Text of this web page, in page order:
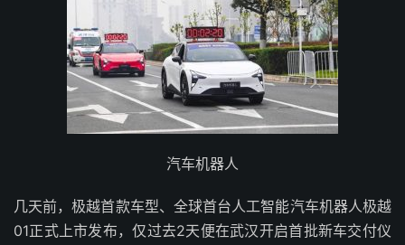
汽车机器人
几天前，极越首款车型、全球首台人工智能汽车机器人极越
01正式上市发布，仅过去2天便在武汉开启首批新车交付仪